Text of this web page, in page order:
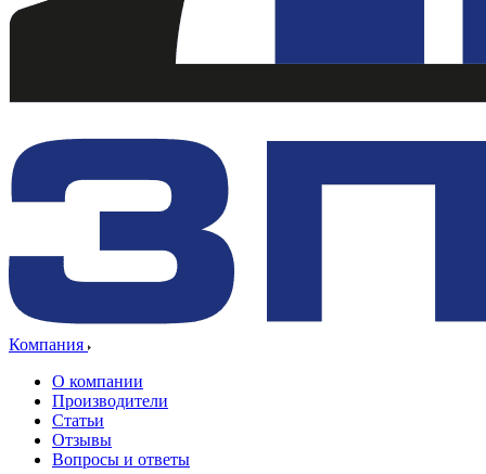
Компания
О компании
Производители
Статьи
Отзывы
Вопросы и ответы